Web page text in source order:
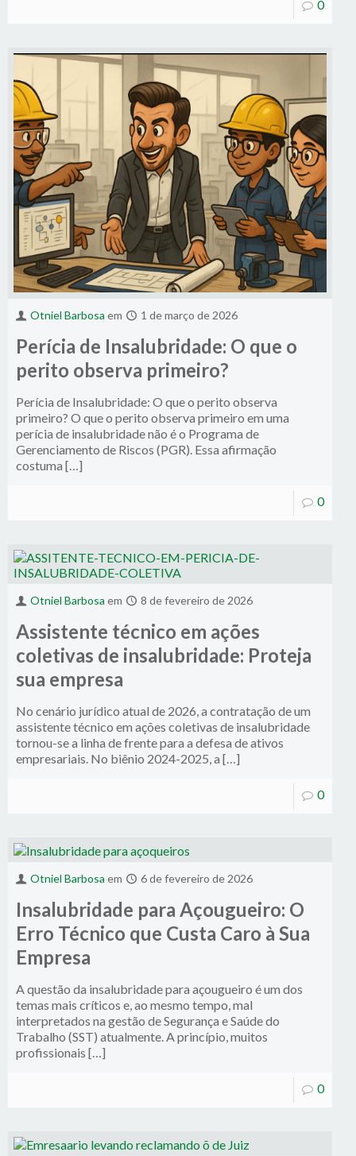
0
Otniel Barbosa em 1 de março de 2026
Perícia de Insalubridade: O que o
perito observa primeiro?
Perícia de Insalubridade: O que o perito observa
primeiro? O que o perito observa primeiro em uma
perícia de insalubridade não é o Programa de
Gerenciamento de Riscos (PGR). Essa afirmação
costuma […]
0
Otniel Barbosa em 8 de fevereiro de 2026
Assistente técnico em ações
coletivas de insalubridade: Proteja
sua empresa
No cenário jurídico atual de 2026, a contratação de um
assistente técnico em ações coletivas de insalubridade
tornou-se a linha de frente para a defesa de ativos
empresariais. No biênio 2024-2025, a […]
0
Otniel Barbosa em 6 de fevereiro de 2026
Insalubridade para Açougueiro: O
Erro Técnico que Custa Caro à Sua
Empresa
A questão da insalubridade para açougueiro é um dos
temas mais críticos e, ao mesmo tempo, mal
interpretados na gestão de Segurança e Saúde do
Trabalho (SST) atualmente. A princípio, muitos
profissionais […]
0